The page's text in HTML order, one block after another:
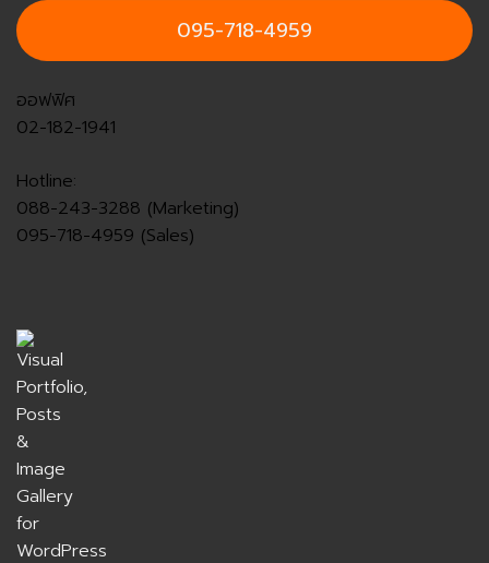
095-718-4959
ออฟฟิศ
02-182-1941
Hotline:
088-243-3288 (Marketing)
095-718-4959 (Sales)